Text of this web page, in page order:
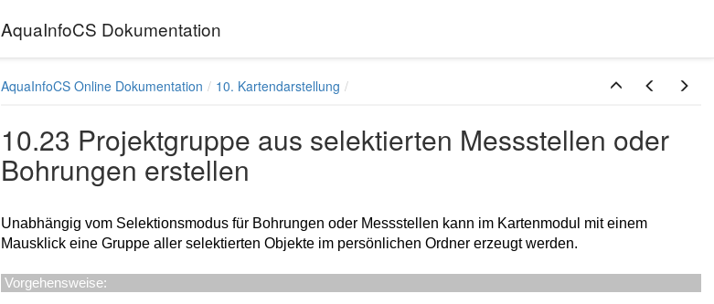
AquaInfoCS Dokumentation
AquaInfoCS Online Dokumentation 10. Kartendarstellung
10.23 Projektgruppe aus selektierten Messstellen oder
Bohrungen erstellen
Unabhängig vom Selektionsmodus für Bohrungen oder Messstellen kann im Kartenmodul mit einem
Mausklick eine Gruppe aller selektierten Objekte im persönlichen Ordner erzeugt werden.
Vorgehensweise: